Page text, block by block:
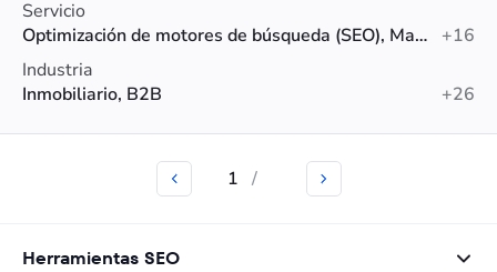
Servicio
Optimización de motores de búsqueda (SEO), Marketing digital, Diseño web
+16
Industria
Inmobiliario, B2B
+26
1 /
Herramientas SEO